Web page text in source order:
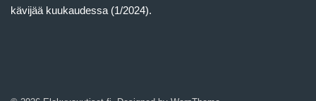
kävijää kuukaudessa (1/2024).